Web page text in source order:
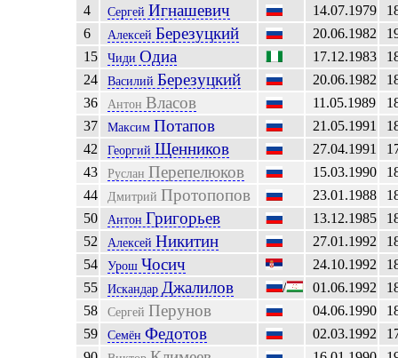
4
Сергей Игнашевич 14.07.1979
6
Алексей Березуцкий 20.06.1982
15
Чиди Одиа 17.12.1983
24
Василий Березуцкий 20.06.1982
36
Антон Власов 11.05.1989
37
Максим Потапов 21.05.1991
42
Георгий Щенников 27.04.1991
43
Руслан Перепелюков 15.03.1990
44
Дмитрий Протопопов 23.01.1988
50
Антон Григорьев 13.12.1985
52
Алексей Никитин 27.01.1992
54
Урош Чосич 24.10.1992
55
Искандар Джалилов / 01.06.1992
58
Сергей Перунов 04.06.1990
59
Семён Федотов 02.03.1992